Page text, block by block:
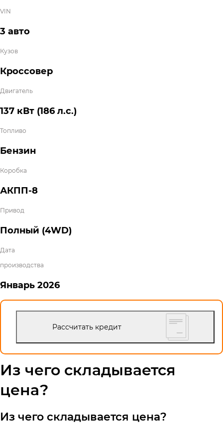
VIN
3 авто
Кузов
Кроссовер
Двигатель
137 кВт (186 л.с.)
Топливо
Бензин
Коробка
АКПП-8
Привод
Полный (4WD)
Дата
производства
Январь 2026
Рассчитать кредит
Из чего складывается
цена?
Из чего складывается цена?